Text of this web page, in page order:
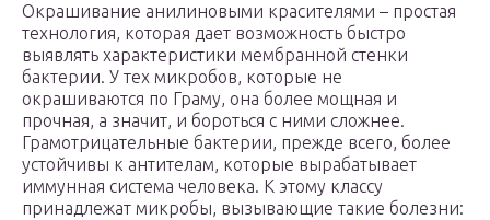
Окрашивание анилиновыми красителями – простая
технология, которая дает возможность быстро
выявлять характеристики мембранной стенки
бактерии. У тех микробов, которые не
окрашиваются по Граму, она более мощная и
прочная, а значит, и бороться с ними сложнее.
Грамотрицательные бактерии, прежде всего, более
устойчивы к антителам, которые вырабатывает
иммунная система человека. К этому классу
принадлежат микробы, вызывающие такие болезни: